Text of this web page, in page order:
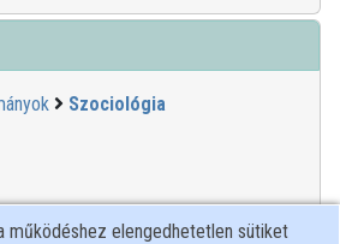
Szociológia
működéshez elengedhetetlen sütiket